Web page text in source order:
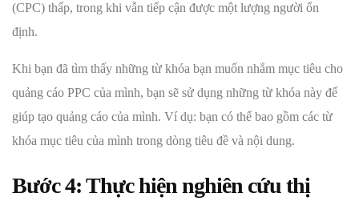
(CPC) thấp, trong khi vẫn tiếp cận được một lượng người ổn
định.
Khi bạn đã tìm thấy những từ khóa bạn muốn nhắm mục tiêu cho
quảng cáo PPC của mình, bạn sẽ sử dụng những từ khóa này để
giúp tạo quảng cáo của mình. Ví dụ: bạn có thể bao gồm các từ
khóa mục tiêu của mình trong dòng tiêu đề và nội dung.
Bước 4: Thực hiện nghiên cứu thị